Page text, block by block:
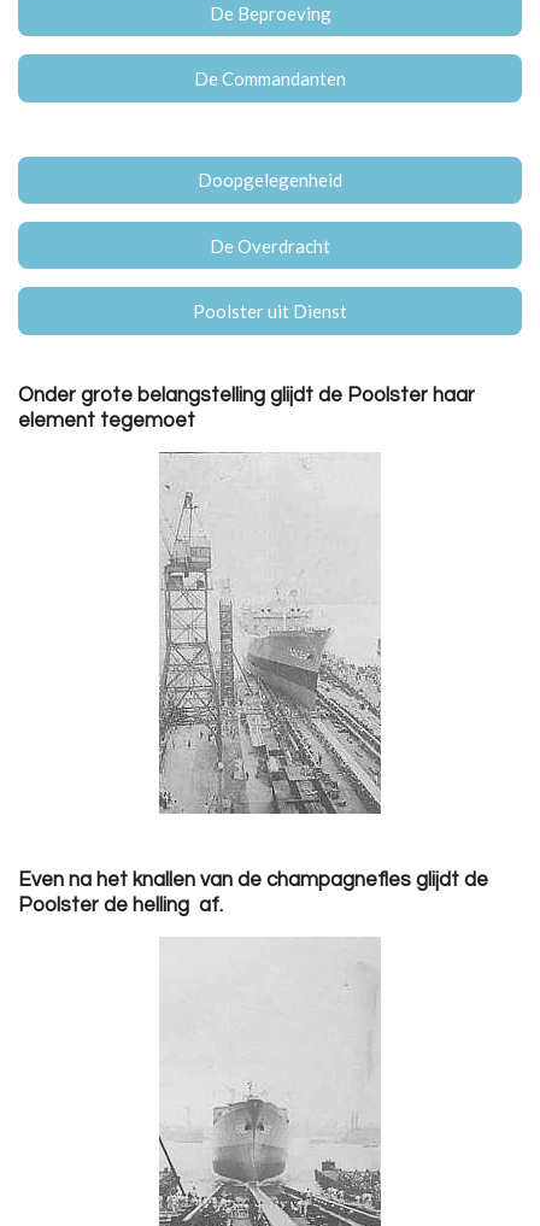
De Beproeving
De Commandanten
Doopgelegenheid
De Overdracht
Poolster uit Dienst
Onder grote belangstelling glijdt de Poolster haar
element tegemoet
Even na het knallen van de champagnefles glijdt de
Poolster de helling af.